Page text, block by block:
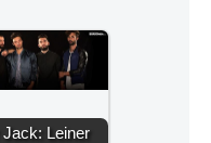
Jack: Leiner